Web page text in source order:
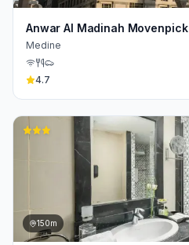
Anwar Al Madinah Movenpick
Medine
4.7
150m